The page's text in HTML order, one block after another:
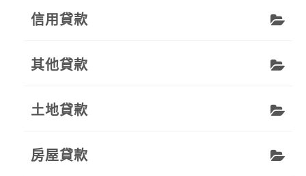
信用貸款
其他貸款
土地貸款
房屋貸款